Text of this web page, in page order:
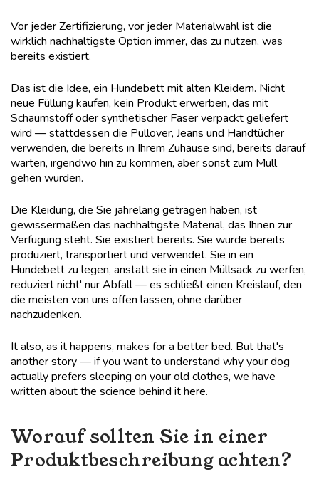
Vor jeder Zertifizierung, vor jeder Materialwahl ist die
wirklich nachhaltigste Option immer, das zu nutzen, was
bereits existiert.
Das ist die Idee, ein Hundebettmit alten Kleidern. Nicht
neue Füllung kaufen, kein Produkt erwerben, das mit
Schaumstoff oder synthetischer Faser verpackt geliefert
wird — stattdessen die Pullover, Jeans und Handtücher
verwenden, die bereits in Ihrem Zuhause sind, bereits darauf
warten, irgendwo hin zu kommen, aber sonst zum Müll
gehen würden.
Die Kleidung, die Sie jahrelang getragen haben, ist
gewissermaßen das nachhaltigste Material, das Ihnen zur
Verfügung steht. Sie existiert bereits. Sie wurde bereits
produziert, transportiert und verwendet. Sie in ein
Hundebett zu legen, anstatt sie in einen Müllsack zu werfen,
reduziert nicht' nur Abfall — es schließt einen Kreislauf, den
die meisten von uns offen lassen, ohne darüber
nachzudenken.
It also, as it happens, makes for a better bed. But that's
another story — if you want to understand why your dog
actually prefers sleeping on your old clothes, we have
written about the science behind it here.
Worauf sollten Sie in einer
Produktbeschreibung achten?